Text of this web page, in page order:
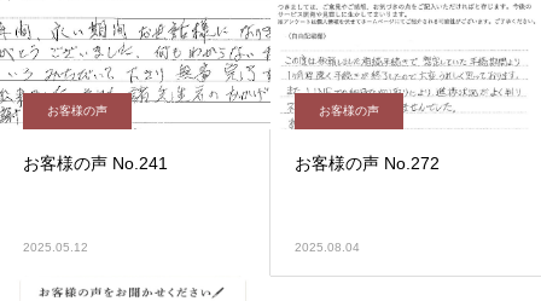
お客様の声
お客様の声 No.241
2025.05.12
お客様の声
お客様の声 No.272
2025.08.04